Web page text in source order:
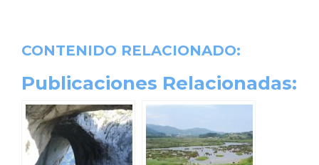
CONTENIDO RELACIONADO:
Publicaciones Relacionadas: